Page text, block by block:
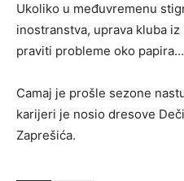
Ukoliko u međuvremenu
inostranstva, uprava kluba
praviti probleme oko papira…
Camaj je prošle sezone
karijeri je nosio dresove
Zaprešića.